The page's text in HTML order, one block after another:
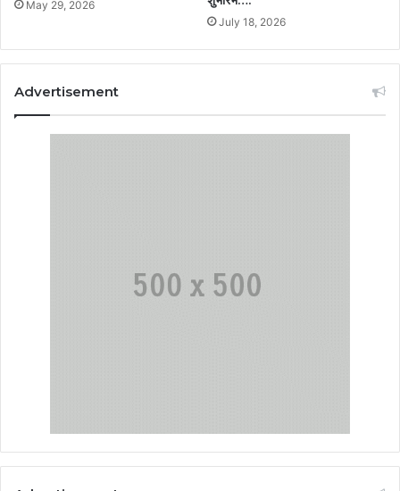
May 29, 2026
July 18, 2026
Advertisement